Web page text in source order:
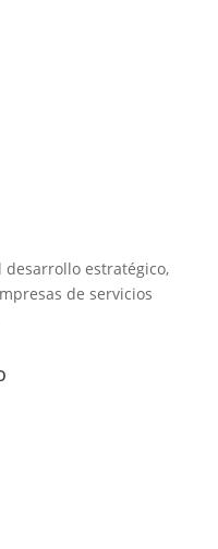
desarrollo estratégico,
de servicios